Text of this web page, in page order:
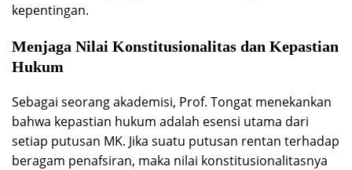
kepentingan.
Menjaga Nilai Konstitusionalitas dan Kepastian
Hukum
Sebagai seorang akademisi, Prof. Tongat menekankan
bahwa kepastian hukum adalah esensi utama dari
setiap putusan MK. Jika suatu putusan rentan terhadap
beragam penafsiran, maka nilai konstitusionalitasnya